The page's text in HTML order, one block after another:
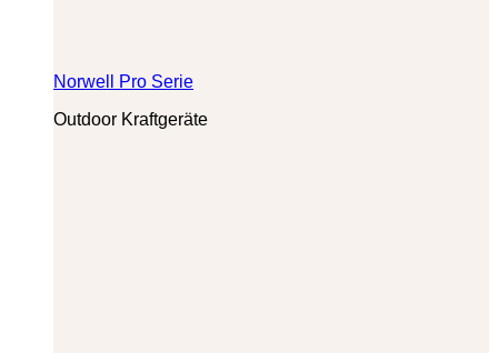
Norwell Pro Serie
Outdoor Kraftgeräte